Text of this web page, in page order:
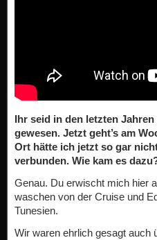
Ihr seid in den letzten
gewesen. Jetzt geht’s am
Ort hätte ich jetzt so gar
verbunden. Wie kam es
Genau. Du erwischt mich hier
waschen von der Cruise und
Tunesien.
Wir waren ehrlich gesagt auch